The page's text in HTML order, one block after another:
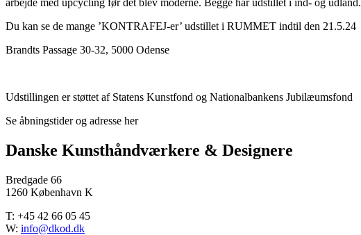
Du kan se de mange ’KONTRAFEJ-er’ udstillet i RUMMET indtil den 21.5.24
Brandts Passage 30-32, 5000 Odense
Udstillingen er støttet af Statens Kunstfond og Nationalbankens Jubilæumsfond
Se åbningstider og adresse her
Danske Kunsthåndværkere & Designere
Bredgade 66
1260 København K
T: +45 42 66 05 45
W: info@dkod.dk